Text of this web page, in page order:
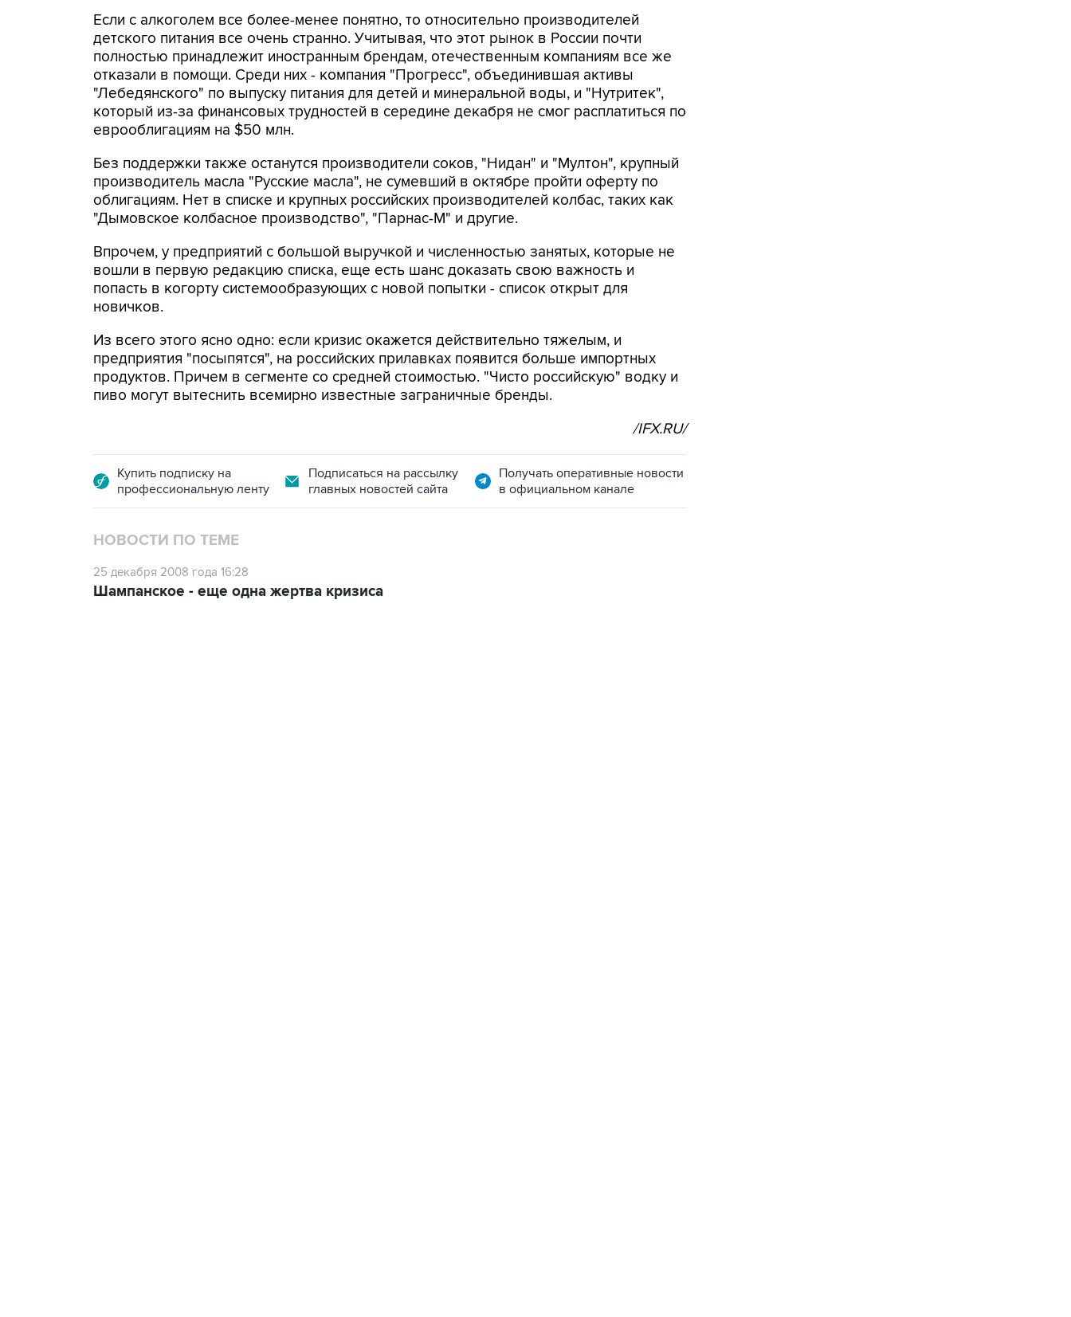
Если с алкоголем все более-менее понятно, то относительно производителей
детского питания все очень странно. Учитывая, что этот рынок в России почти
полностью принадлежит иностранным брендам, отечественным компаниям все же
отказали в помощи. Среди них - компания "Прогресс", объединившая активы
"Лебедянского" по выпуску питания для детей и минеральной воды, и "Нутритек",
который из-за финансовых трудностей в середине декабря не смог расплатиться по
еврооблигациям на $50 млн.
Без поддержки также останутся производители соков, "Нидан" и "Мултон", крупный
производитель масла "Русские масла", не сумевший в октябре пройти оферту по
облигациям. Нет в списке и крупных российских производителей колбас, таких как
"Дымовское колбасное производство", "Парнас-М" и другие.
Впрочем, у предприятий с большой выручкой и численностью занятых, которые не
вошли в первую редакцию списка, еще есть шанс доказать свою важность и
попасть в когорту системообразующих с новой попытки - список открыт для
новичков.
Из всего этого ясно одно: если кризис окажется действительно тяжелым, и
предприятия "посыпятся", на российских прилавках появится больше импортных
продуктов. Причем в сегменте со средней стоимостью. "Чисто российскую" водку и
пиво могут вытеснить всемирно известные заграничные бренды.
/IFX.RU/
Купить подписку на
профессиональную ленту
Подписаться на рассылку
главных новостей сайта
Получать оперативные новости
в официальном канале
НОВОСТИ ПО ТЕМЕ
25 декабря 2008 года 16:28
Шампанское - еще одна жертва кризиса